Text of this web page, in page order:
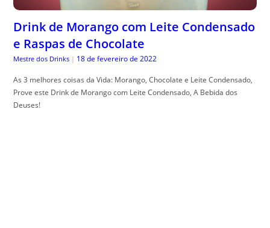
Drink de Morango com Leite Condensado
e Raspas de Chocolate
Mestre dos Drinks | 18 de fevereiro de 2022
As 3 melhores coisas da Vida: Morango, Chocolate e Leite Condensado,
Prove este Drink de Morango com Leite Condensado, A Bebida dos
Deuses!